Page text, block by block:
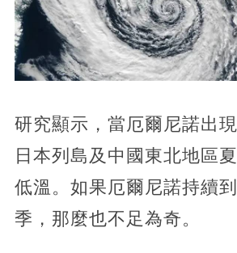
研究顯示，當厄爾尼諾出
日本列島及中國東北地區
低溫。如果厄爾尼諾持續
季，那麼也不足為奇。